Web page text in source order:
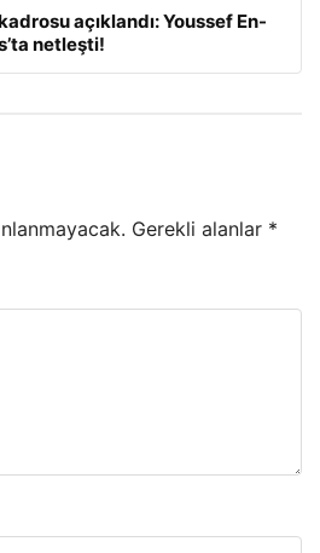
açıklandı: Youssef En-
netleşti!
Gerekli alanlar *